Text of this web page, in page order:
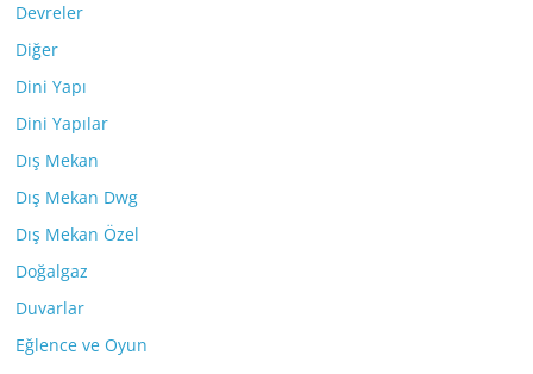
Devreler
Diğer
Dini Yapı
Dini Yapılar
Dış Mekan
Dış Mekan Dwg
Dış Mekan Özel
Doğalgaz
Duvarlar
Eğlence ve Oyun